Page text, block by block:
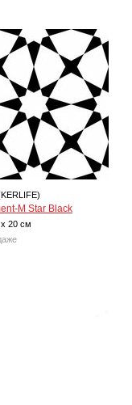
M Star Black
20 см